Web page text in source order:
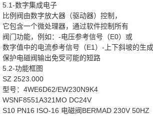
5.1-数字集成电子
比例阀由数字放大器（驱动器）控制，
它包含一个微处理器，通过软件控制所有
阀门功能，例如：-电压参考信号（E0）或
数字值中的电流参考信号（E1）-上下斜坡的生
保护电磁阀输出免受可能的短路
5.2-功能框图
SZ 2523.000
型号：4WE6D62/EW230N9K4
WSNF8551A321MO DC24V
S10 PN16 ISO-16 电磁阀BERMAD 230V 50HZ